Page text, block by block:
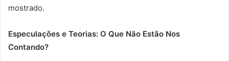
mostrado.
Especulações e Teorias: O Que Não Estão Nos
Contando?